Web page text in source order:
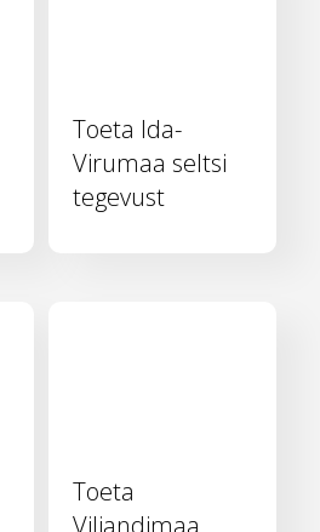
Toeta Ida-
Virumaa seltsi
tegevust
Toeta
Viljandimaa